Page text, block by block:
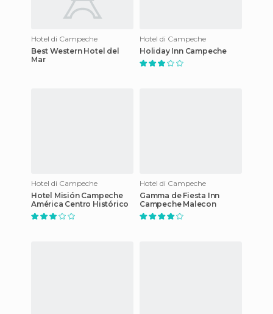
Hotel di Campeche
Best Western Hotel del
Mar
Hotel di Campeche
Holiday Inn Campeche
Hotel di Campeche
Hotel Misión Campeche
América Centro Histórico
Hotel di Campeche
Gamma de Fiesta Inn
Campeche Malecon